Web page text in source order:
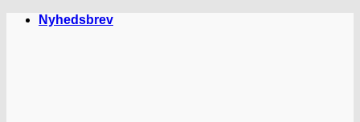
FortsætNyhedsbrev